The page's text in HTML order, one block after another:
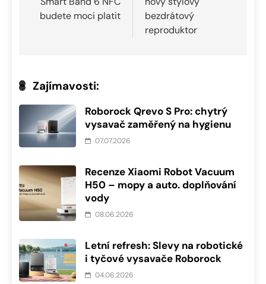
příspěvek
budete moci platit
bezdrátový
reproduktor
Zajímavosti:
Roborock Qrevo S Pro: chytrý
vysavač zaměřený na hygienu
07.07.2026
Recenze Xiaomi Robot Vacuum
H50 – mopy a auto. doplňování
vody
08.06.2026
Letní refresh: Slevy na robotické
i tyčové vysavače Roborock
04.06.2026